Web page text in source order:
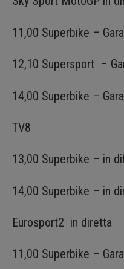
11,00 Superbike –
12,10 Supersport –
14,00 Superbike –
TV8
13,00 Superbike – in
14,00 Superbike – in
Eurosport2 in diretta
11,00 Superbike –